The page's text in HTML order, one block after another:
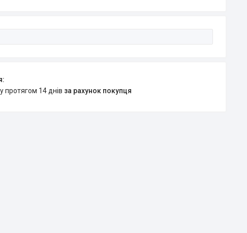
протягом 14 днів за рахунок покупця